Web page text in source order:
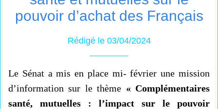
pouvoir d’achat des Français
Rédigé le 03/04/2024
Le Sénat a mis en place mi- février une mission
d’information sur le thème « Complémentaires
santé, mutuelles : l’impact sur le pouvoir